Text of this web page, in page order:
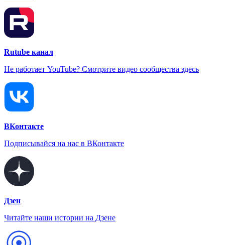
Rutube канал
Не работает YouTube? Смотрите видео сообщества здесь
ВКонтакте
Подписывайся на нас в ВКонтакте
Дзен
Читайте наши истории на Дзене